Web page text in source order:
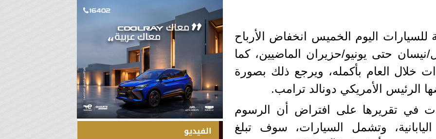
للسيارات اليوم الخميس انخفاض الأرباح
نيسان حتى يونيو/حزيران الماضيين، كما
خلال العام بأكمله، ويرجع ذلك بصورة
الرئيس الأمريكي دونالد ترامب.
في تقريرها على افتراض أن الرسوم
وتشمل السيارات، سوف تبلغ
الفيديو